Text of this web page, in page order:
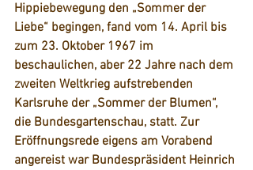
Hippiebewegung den „Sommer der
Liebe“ begingen, fand vom 14. April bis
zum 23. Oktober 1967 im
beschaulichen, aber 22 Jahre nach dem
zweiten Weltkrieg aufstrebenden
Karlsruhe der „Sommer der Blumen“,
die Bundesgartenschau, statt. Zur
Eröffnungsrede eigens am Vorabend
angereist war Bundespräsident Heinrich